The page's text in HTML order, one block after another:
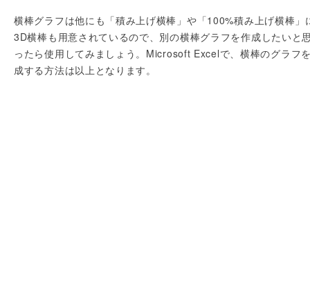
横棒グラフは他にも「積み上げ横棒」や「100%積み上げ横棒」
3D横棒も用意されているので、別の横棒グラフを作成したいと
ったら使用してみましょう。Microsoft Excelで、横棒のグラフ
成する方法は以上となります。